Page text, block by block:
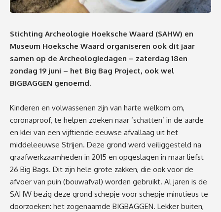
Stichting Archeologie Hoeksche Waard (SAHW) en
Museum Hoeksche Waard organiseren ook dit jaar
samen op de Archeologiedagen – zaterdag 18en
zondag 19 juni – het Big Bag Project, ook wel
BIGBAGGEN genoemd.
Kinderen en volwassenen zijn van harte welkom om,
coronaproof, te helpen zoeken naar ‘schatten’ in de aarde
en klei van een vijftiende eeuwse afvallaag uit het
middeleeuwse Strijen. Deze grond werd veiliggesteld na
graafwerkzaamheden in 2015 en opgeslagen in maar liefst
26 Big Bags. Dit zijn hele grote zakken, die ook voor de
afvoer van puin (bouwafval) worden gebruikt. Al jaren is de
SAHW bezig deze grond schepje voor schepje minutieus te
doorzoeken: het zogenaamde BIGBAGGEN. Lekker buiten,